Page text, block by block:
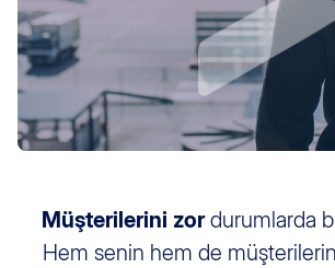
Müşterilerini zordurumlarda
Hem senin hem de